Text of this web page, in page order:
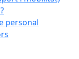
personal